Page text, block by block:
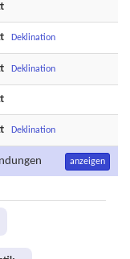
Deklination
Deklination
Deklination
anzeigen